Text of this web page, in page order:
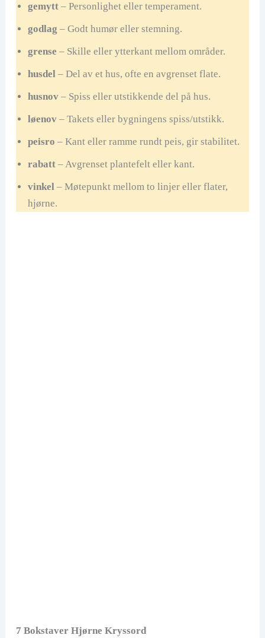
gemytt– Personlighet eller temperament.
godlag – Godt humør eller stemning.
grense – Skille eller ytterkant mellom områder.
husdel– Del av et hus, ofte en avgrenset flate.
husnov– Spiss eller utstikkende del på hus.
løenov– Takets eller bygningens spiss/utstikk.
peisro – Kant eller ramme rundt peis, gir stabilitet.
rabatt– Avgrenset plantefelt eller kant.
vinkel– Møtepunkt mellom to linjer eller flater,
hjørne.
7 Bokstaver Hjørne Kryssord